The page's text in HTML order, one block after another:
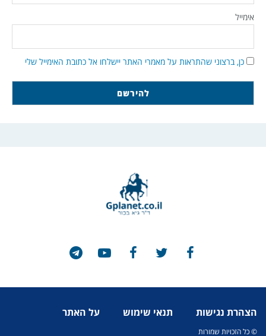
אימייל
כן, ברצוני שהתראות על מאמרי האתר יישלחו אל כתובת האימייל שלי
הצהרת נגישות תנאי שימוש על האתר
© כל הזכויות שמורות